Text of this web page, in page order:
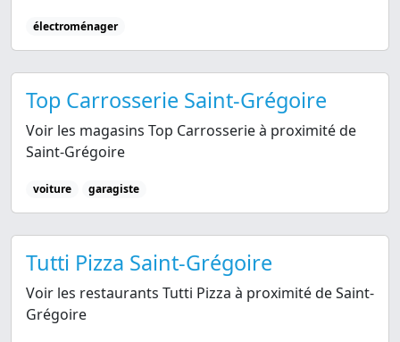
électroménager
Top Carrosserie Saint-Grégoire
Voir les magasins Top Carrosserie à proximité de
Saint-Grégoire
voiture garagiste
Tutti Pizza Saint-Grégoire
Voir les restaurants Tutti Pizza à proximité de Saint-
Grégoire